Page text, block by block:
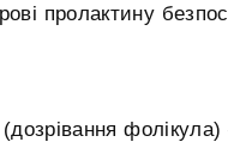
пролактину